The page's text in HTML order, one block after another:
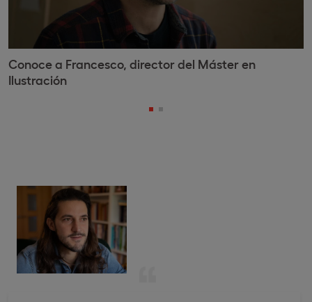
Conoce a Francesco, director del Máster en
Ilustración